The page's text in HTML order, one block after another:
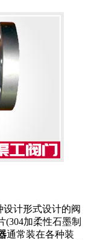
计形式设计的阀
加柔性石墨制
通常装在各种装